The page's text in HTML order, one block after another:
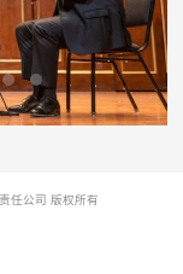
任公司 版权所有